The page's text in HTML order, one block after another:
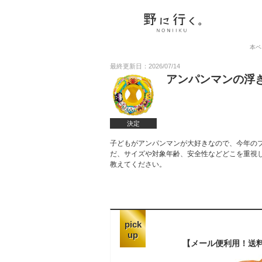
本
最終更新日：2026/07/14
決定
アンパンマンの浮
子どもがアンパンマンが大好きなので、今年
だ、サイズや対象年齢、安全性などどこを重
教えてください。
pick
up